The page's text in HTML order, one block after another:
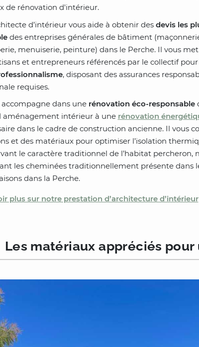
de rénovation d'intérieur.
d’intérieur vous aide à obtenir des devis les
des entreprises générales de bâtiment
menuiserie, peinture) dans le Perche. Il vous
et entrepreneurs référencés par le collectif
, disposant des assurances
requises.
accompagne dans une rénovation éco-responsable
aménagement intérieur à une rénovation
dans le cadre de construction ancienne. Il vous
et des matériaux pour optimiser l’isolation
le caractère traditionnel de l’habitat percheron,
les cheminées traditionnellement présente dans
dans la Perche.
plus sur notre prestation d’architecture d’intérieur
Les matériaux appréciés